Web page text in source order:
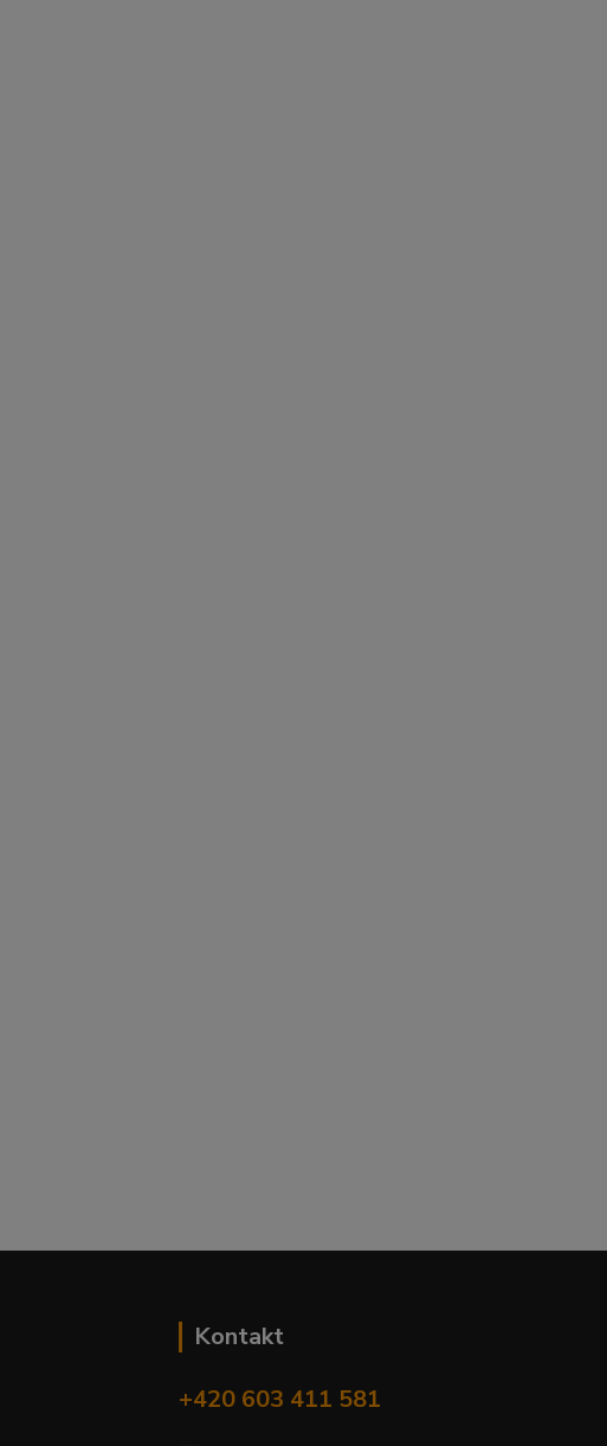
Kontakt
+420 603 411 581